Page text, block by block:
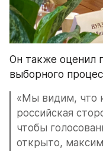
Он также оценил
выборного
«Мы видим, что
российская
чтобы
открыто,